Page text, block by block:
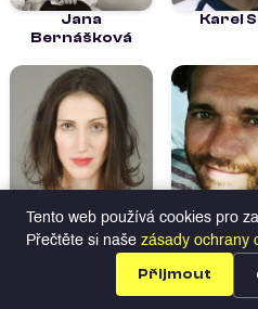
Profily Nabídky
Jana
Bernášková
Karel
Marie Švestková Milan
Herci na Profilio Hledat
Tento web používá cookies pro
Přečtěte si naše zásady ochrany
Přijmout